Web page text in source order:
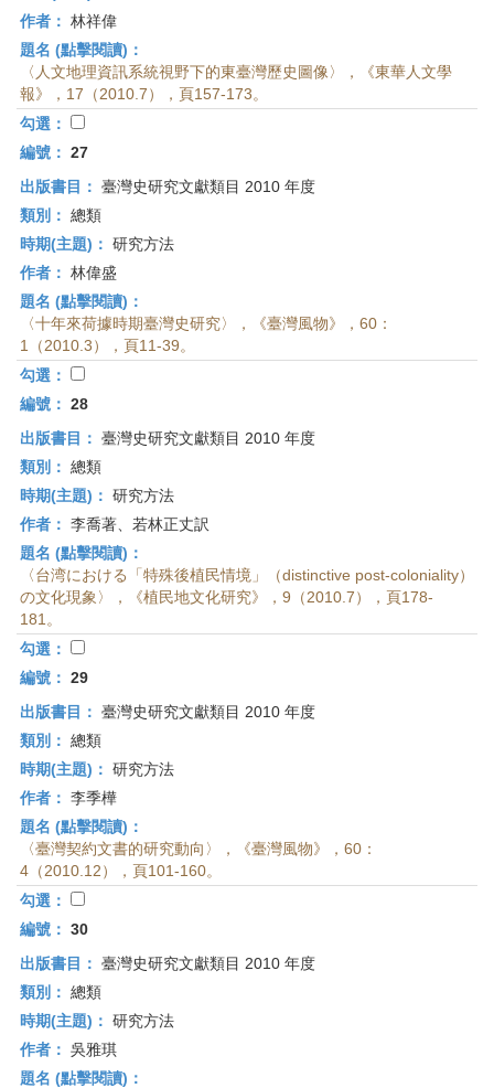
作者： 林祥偉
題名 (點擊閱讀)：
〈人文地理資訊系統視野下的東臺灣歷史圖像〉，《東華人文學
報》，17（2010.7），頁157-173。
勾選：
編號： 27
出版書目： 臺灣史研究文獻類目 2010 年度
類別： 總類
時期(主題)： 研究方法
作者： 林偉盛
題名 (點擊閱讀)：
〈十年來荷據時期臺灣史研究〉，《臺灣風物》，60：
1（2010.3），頁11-39。
勾選：
編號： 28
出版書目： 臺灣史研究文獻類目 2010 年度
類別： 總類
時期(主題)： 研究方法
作者： 李喬著、若林正丈訳
題名 (點擊閱讀)：
〈台湾における「特殊後植民情境」（distinctive post-coloniality）
の文化現象〉，《植民地文化研究》，9（2010.7），頁178-
181。
勾選：
編號： 29
出版書目： 臺灣史研究文獻類目 2010 年度
類別： 總類
時期(主題)： 研究方法
作者： 李季樺
題名 (點擊閱讀)：
〈臺灣契約文書的研究動向〉，《臺灣風物》，60：
4（2010.12），頁101-160。
勾選：
編號： 30
出版書目： 臺灣史研究文獻類目 2010 年度
類別： 總類
時期(主題)： 研究方法
作者： 吳雅琪
題名 (點擊閱讀)：